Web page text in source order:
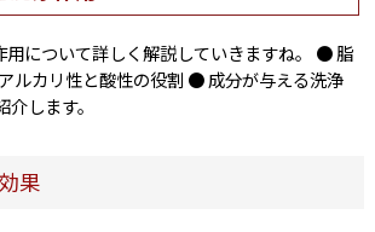
用について詳しく解説していきますね。 ● 脂
ルカリ性と酸性の役割 ● 成分が与える洗浄
します。
果